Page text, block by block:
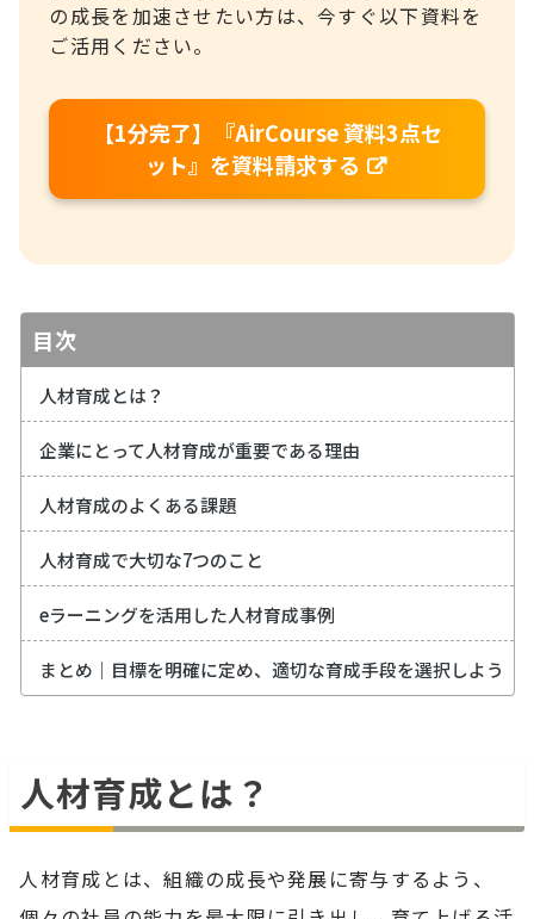
の成長を加速させたい方は、今すぐ以下資料を
ご活用ください。
【1分完了】『AirCourse 資料3点セ
ット』を資料請求する
目次
人材育成とは？
企業にとって人材育成が重要である理由
人材育成のよくある課題
人材育成で大切な7つのこと
eラーニングを活用した人材育成事例
まとめ｜目標を明確に定め、適切な育成手段を選択しよう
人材育成とは？
人材育成とは、組織の成長や発展に寄与するよう、